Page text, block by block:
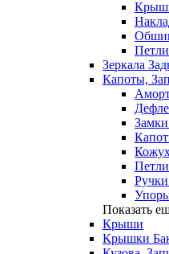
Зеркала
Капоты,
Показать
Крыши
Крышки